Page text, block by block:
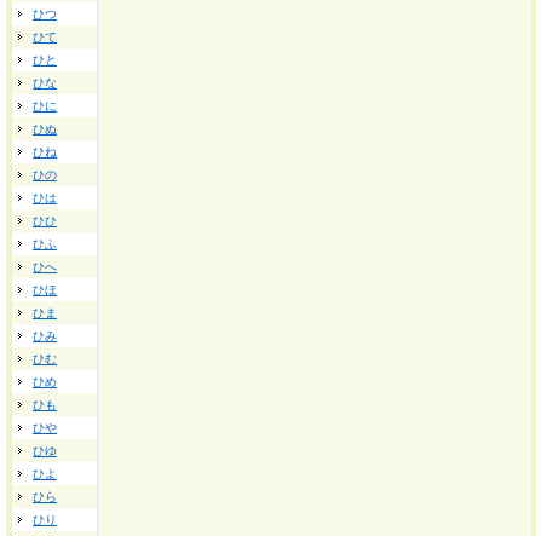
ひつ
ひて
ひと
ひな
ひに
ひぬ
ひね
ひの
ひは
ひひ
ひふ
ひへ
ひほ
ひま
ひみ
ひむ
ひめ
ひも
ひや
ひゆ
ひよ
ひら
ひり